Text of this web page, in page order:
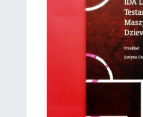
DODAJ DO KOSZYKA